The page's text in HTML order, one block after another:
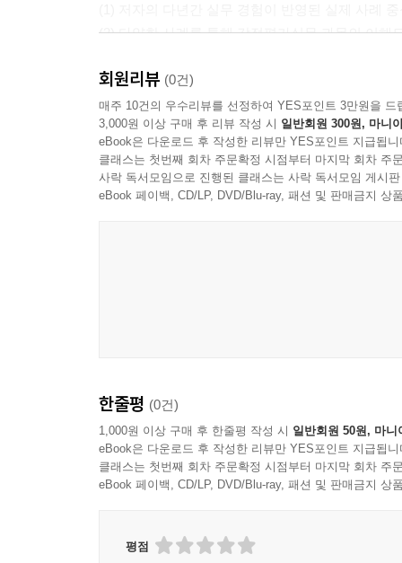
(2) 다양한 사례를 통해 감정평가실무 과목의 이해
3. 전략적 답안 구성 능력을 키우는 여러 가지 형식
초급부터 중급 수준에 이르는 여러 형식의 답안을
향상시킬 수 있습니다.
[해커스 감정평가사ㅣca.Hackers.com]
1. 본 교재 인강(할인쿠폰 수록)
회원리뷰 (0건)
매주 10건의 우수리뷰를 선정하여 YES포인트 3만원을 드
3,000원 이상 구매 후 리뷰 작성 시 일반회원 300원, 마니
eBook은 다운로드 후 작성한 리뷰만 YES포인트 지급됩니
클래스는 첫번째 회차 주문확정 시점부터 마지막 회차 주
사락 독서모임으로 진행된 클래스는 사락 독서모임 게시
eBook 페이백, CD/LP, DVD/Blu-ray, 패션 및 판매금지 상
한줄평 (0건)
1,000원 이상 구매 후 한줄평 작성 시 일반회원 50원, 마니
eBook은 다운로드 후 작성한 리뷰만 YES포인트 지급됩니
클래스는 첫번째 회차 주문확정 시점부터 마지막 회차 주
eBook 페이백, CD/LP, DVD/Blu-ray, 패션 및 판매금지 상
평점